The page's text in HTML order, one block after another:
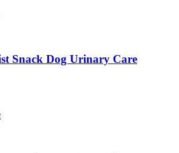
Snack Dog Urinary Care